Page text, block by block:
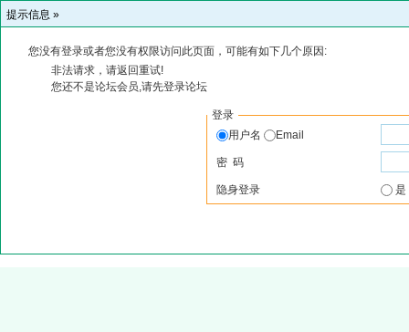
提示信息 »
您没有登录或者您没有权限访问此页面，可能有如下几个原因:
非法请求，请返回重试!
您还不是论坛会员,请先登录论坛
登录
用户名
Email
密 码
隐身登录